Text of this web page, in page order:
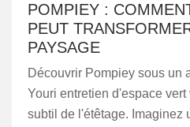
POMPIEY :
PEUT
PAYSAGE
Découvrir Pompiey sous un
Youri entretien d'espace
subtil de l'étêtage. Imaginez